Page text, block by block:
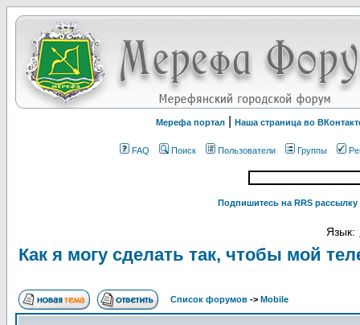
Мерефа портал Наша страница во
FAQ Поиск Пользователи Группы
Подпишитесь на RRS
Язык:
Как я могу сделать так, чтобы мой
Список форумов -> Mobile